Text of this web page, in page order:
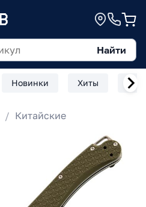
Найти
Новинки Хиты
Китайские